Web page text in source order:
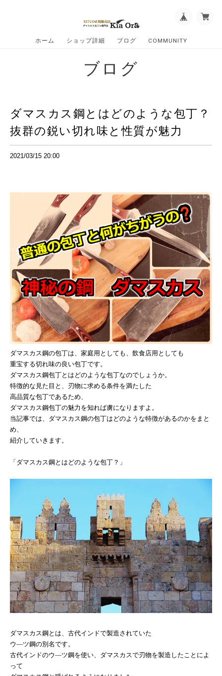
ホーム ショップ詳細 ブログ COMMUNITY
ブログ
ダマスカス鋼とはどのような包丁？
抜群の鋭い切れ味と性質が魅力
2021/03/15 20:00
ダマスカス鋼の包丁は、家庭用としても、飲食店用としても
重宝する切れ味の良い包丁です。
ダマスカス鋼包丁とはどのような包丁なのでしょうか。
特徴的な見た目と、刃物に求める条件を満たした
高品質な包丁であるため、
ダマスカス鋼包丁の魅力を知れば虜になりますよ。
当記事では、ダマスカス鋼の包丁はどのような特徴があるのかをまと
め、
紹介していきます。
「ダマスカス鋼とはどのような包丁？」
ダマスカス鋼とは、古代インドで製造されていた
ウ―ツ鋼の別名です。
古代インドのウ―ツ鋼を使い、ダマスカスで刃物を製造したことによ
って